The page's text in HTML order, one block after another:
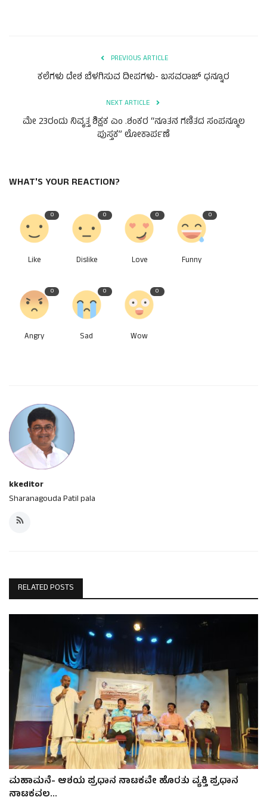
PREVIOUS ARTICLE
ಕಲೆಗಳು ದೇಶ ಬೆಳಗಿಸುವ ದೀಪಗಳು- ಬಸವರಾಜ್ ಧನ್ನೂರ
NEXT ARTICLE
ಮೇ 23ರಂದು ನಿವೃತ್ತ ಶಿಕ್ಷಕ ಎಂ .ಶಂಕರ “ನೂತನ ಗಣಿತದ ಸಂಪನ್ಮೂಲ
ಪುಸ್ತಕ” ಲೋಕಾರ್ಪಣೆ
WHAT'S YOUR REACTION?
0
Like
0
Dislike
0
Love
0
Funny
0
Angry
0
Sad
0
Wow
kkeditor
Sharanagouda Patil pala
RELATED POSTS
ಮಹಾಮನೆ- ಆಶಯ ಪ್ರಧಾನ ನಾಟಕವೇ ಹೊರತು ವ್ಯಕ್ತಿ ಪ್ರಧಾನ